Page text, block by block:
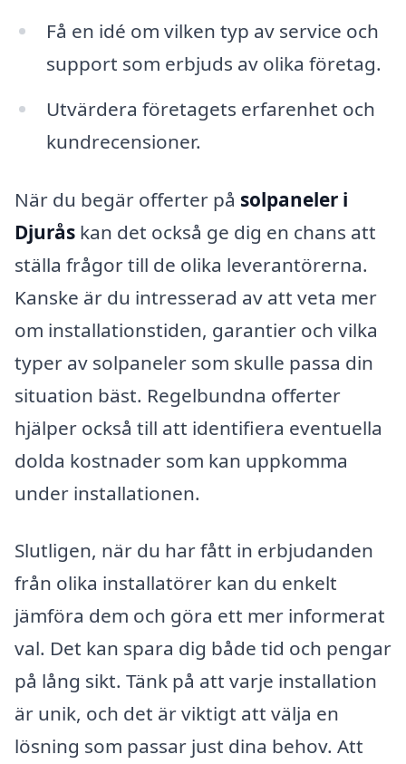
Få en idé om vilken typ av service och
support som erbjuds av olika företag.
Utvärdera företagets erfarenhet och
kundrecensioner.
När du begär offerter på solpaneler i
Djurås kan det också ge dig en chans att
ställa frågor till de olika leverantörerna.
Kanske är du intresserad av att veta mer
om installationstiden, garantier och vilka
typer av solpaneler som skulle passa din
situation bäst. Regelbundna offerter
hjälper också till att identifiera eventuella
dolda kostnader som kan uppkomma
under installationen.
Slutligen, när du har fått in erbjudanden
från olika installatörer kan du enkelt
jämföra dem och göra ett mer informerat
val. Det kan spara dig både tid och pengar
på lång sikt. Tänk på att varje installation
är unik, och det är viktigt att välja en
lösning som passar just dina behov. Att